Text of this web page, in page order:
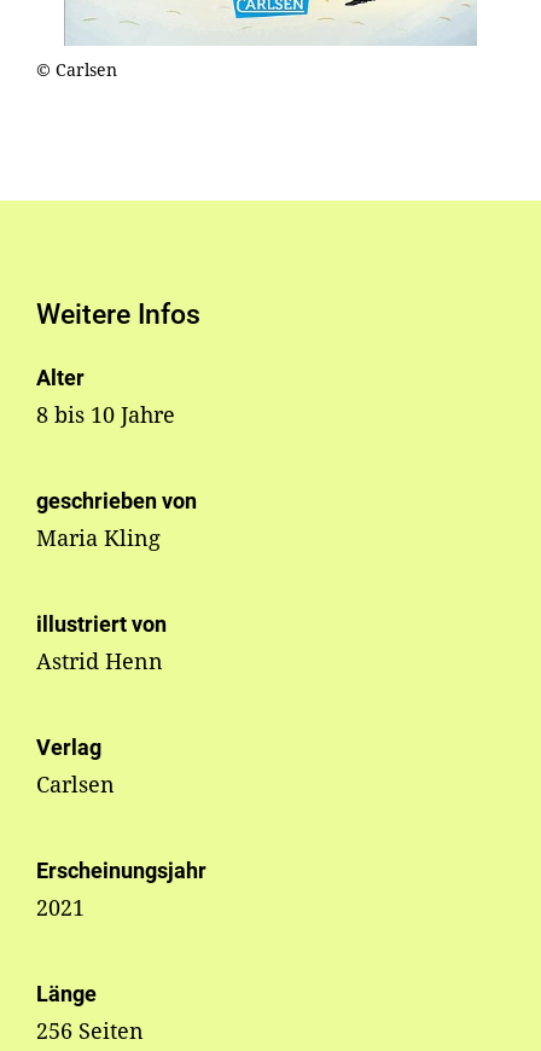
© Carlsen
Weitere Infos
Alter
8 bis 10 Jahre
geschrieben von
Maria Kling
illustriert von
Astrid Henn
Verlag
Carlsen
Erscheinungsjahr
2021
Länge
256 Seiten